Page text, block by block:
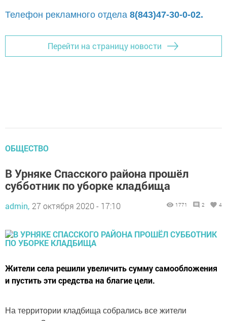
Телефон рекламного отдела 8(843)47-30-0-02.
Перейти на страницу новости
ОБЩЕСТВО
В Урняке Спасского района прошёл
субботник по уборке кладбища
admin, 27 октября 2020 - 17:10 1771 2 4
Жители села решили увеличить сумму самообложения
и пустить эти средства на благие цели.
На территории кладбища собрались все жители